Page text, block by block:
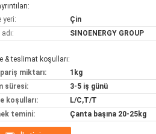
yeri:
Çin
SINOENERGY GROUP
& teslimat koşulları:
miktarı:
1kg
süresi:
3-5 iş günü
koşulları:
L/C,T/T
temini:
Çanta başına 20-25kg